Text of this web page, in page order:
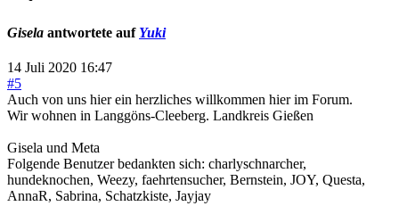
Gisela antwortete auf Yuki
14 Juli 2020 16:47
#5
Auch von uns hier ein herzliches willkommen hier im Forum.
Wir wohnen in Langgöns-Cleeberg. Landkreis Gießen
Gisela und Meta
Folgende Benutzer bedankten sich: charlyschnarcher,
hundeknochen, Weezy, faehrtensucher, Bernstein, JOY, Questa,
AnnaR, Sabrina, Schatzkiste, Jayjay